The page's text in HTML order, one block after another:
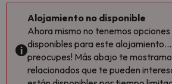
Alojamiento no disponible
Ahora mismo no tenemos opciones
disponibles para este alojamiento...
preocupes! Más abajo te
relacionados que te pueden